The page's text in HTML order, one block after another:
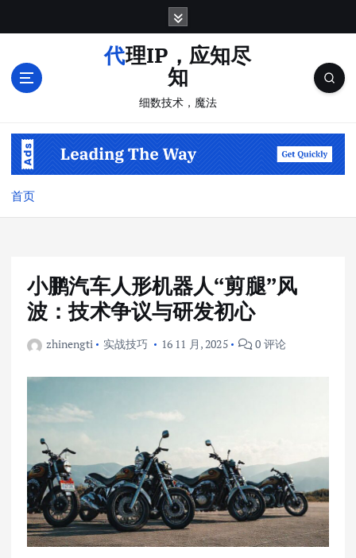
代理IP，应知尽
知
细数技术，魔法
首页
小鹏汽车人形机器人“剪腿”风
波：技术争议与研发初心
zhinengti 实战技巧 16 11 月, 2025 0 评论